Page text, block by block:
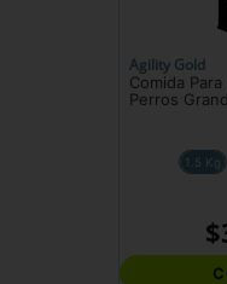
Agility Gold
Comida
Perros
1.5 Kg
$